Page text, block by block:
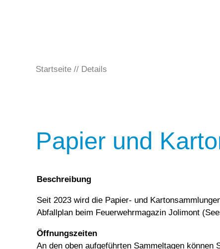
Startseite Details
Papier und
Beschreibung
Seit 2023 wird die Papier- und
Abfallplan beim Feuerwehrmagazin Jolimont
Öffnungszeiten
An den oben aufgeführten Sammeltagen können